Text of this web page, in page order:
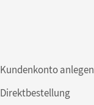
Kundenkonto anlegen
Direktbestellung